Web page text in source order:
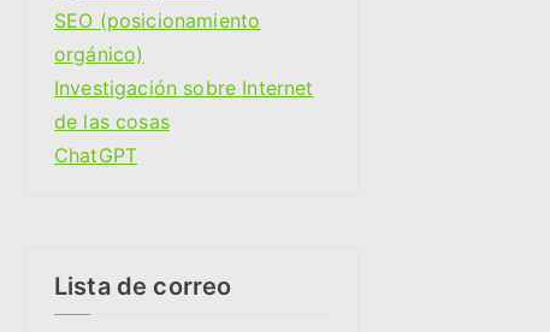
a
s
SEO (posicionamiento
orgánico)
Investigación sobre Internet
de las cosas
ChatGPT
Lista de correo